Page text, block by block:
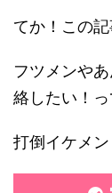
てか！この
フツメンや
絡したい！
打倒イケメン